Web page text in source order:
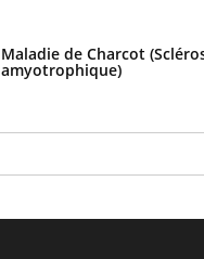
Maladie de Charcot
amyotrophique)